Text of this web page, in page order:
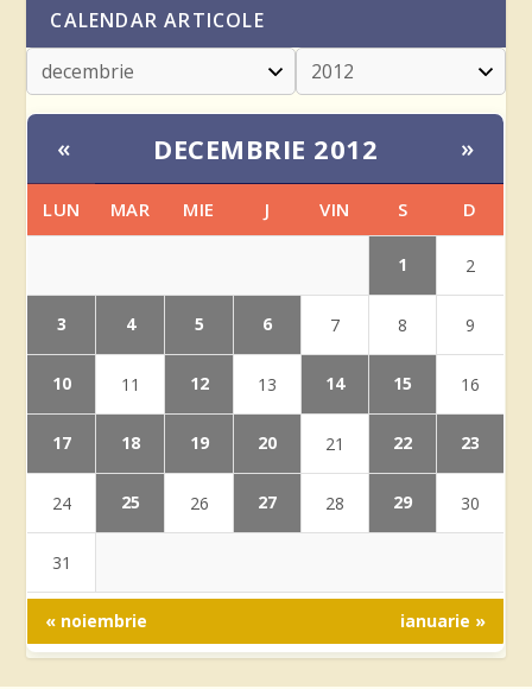
CALENDAR ARTICOLE
« DECEMBRIE 2012 »
LUN MAR MIE J VIN S D
1 2
3 4 5 6 7 8 9
10 11 12 13 14 15 16
17 18 19 20 21 22 23
24 25 26 27 28 29 30
31
« noiembrie ianuarie »